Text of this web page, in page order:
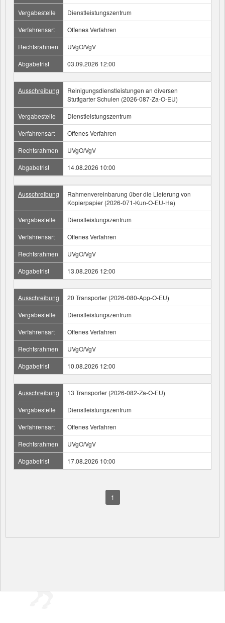
Vergabestelle
Dienstleistungszentrum
Verfahrensart
Offenes Verfahren
Rechtsrahmen
UVgO/VgV
Abgabefrist
03.09.2026 12:00
Ausschreibung
Reinigungsdienstleistungen an diversen
Stuttgarter Schulen (2026-087-Za-O-EU)
Vergabestelle
Dienstleistungszentrum
Verfahrensart
Offenes Verfahren
Rechtsrahmen
UVgO/VgV
Abgabefrist
14.08.2026 10:00
Ausschreibung
Rahmenvereinbarung über die Lieferung von
Kopierpapier (2026-071-Kun-O-EU-Ha)
Vergabestelle
Dienstleistungszentrum
Verfahrensart
Offenes Verfahren
Rechtsrahmen
UVgO/VgV
Abgabefrist
13.08.2026 12:00
Ausschreibung
20 Transporter (2026-080-App-O-EU)
Vergabestelle
Dienstleistungszentrum
Verfahrensart
Offenes Verfahren
Rechtsrahmen
UVgO/VgV
Abgabefrist
10.08.2026 12:00
Ausschreibung
13 Transporter (2026-082-Za-O-EU)
Vergabestelle
Dienstleistungszentrum
Verfahrensart
Offenes Verfahren
Rechtsrahmen
UVgO/VgV
Abgabefrist
17.08.2026 10:00
1